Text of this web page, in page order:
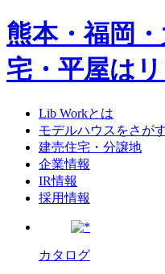
熊本・福岡
宅・平屋は
Lib Workとは
モデルハウスをさが
建売住宅・分譲地
企業情報
IR情報
採用情報
カタログ